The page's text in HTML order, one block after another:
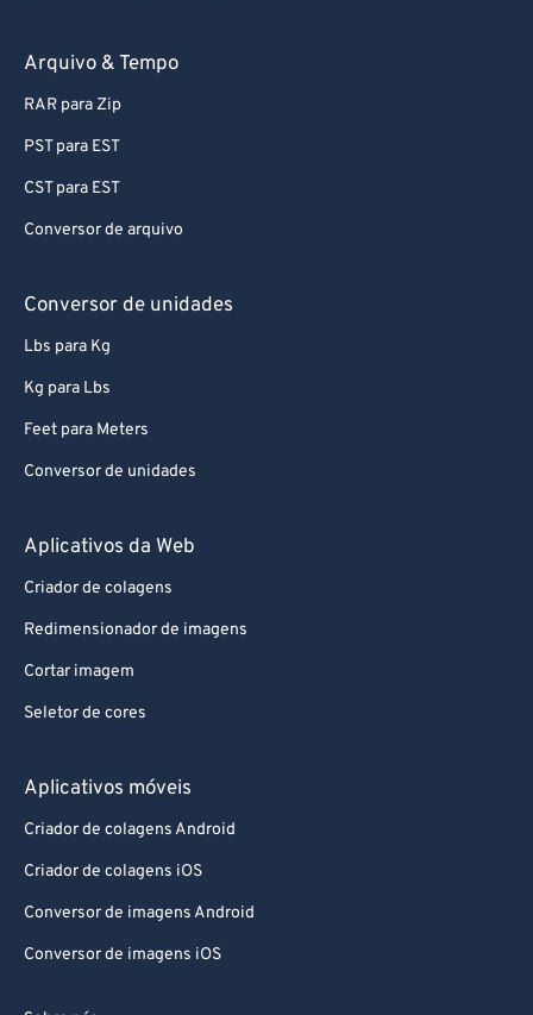
Arquivo & Tempo
RAR para Zip
PST para EST
CST para EST
Conversor de arquivo
Conversor de unidades
Lbs para Kg
Kg para Lbs
Feet para Meters
Conversor de unidades
Aplicativos da Web
Criador de colagens
Redimensionador de imagens
Cortar imagem
Seletor de cores
Aplicativos móveis
Criador de colagens Android
Criador de colagens iOS
Conversor de imagens Android
Conversor de imagens iOS